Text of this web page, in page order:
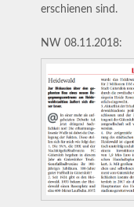
erschienen sind.
NW 08.11.2018: